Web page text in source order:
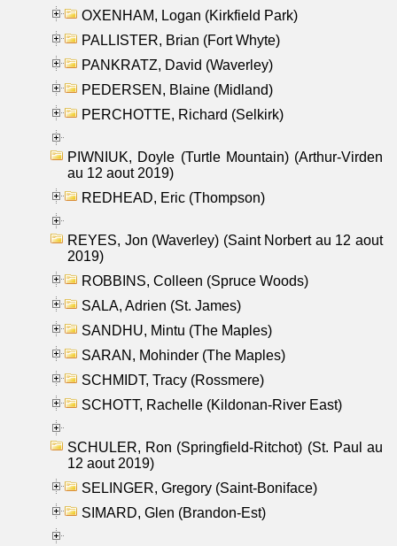
OXENHAM, Logan (Kirkfield Park)
PALLISTER, Brian (Fort Whyte)
PANKRATZ, David (Waverley)
PEDERSEN, Blaine (Midland)
PERCHOTTE, Richard (Selkirk)
PIWNIUK, Doyle (Turtle Mountain) (Arthur-Virden
au 12 aout 2019)
REDHEAD, Eric (Thompson)
REYES, Jon (Waverley) (Saint Norbert au 12 aout
2019)
ROBBINS, Colleen (Spruce Woods)
SALA, Adrien (St. James)
SANDHU, Mintu (The Maples)
SARAN, Mohinder (The Maples)
SCHMIDT, Tracy (Rossmere)
SCHOTT, Rachelle (Kildonan-River East)
SCHULER, Ron (Springfield-Ritchot) (St. Paul au
12 aout 2019)
SELINGER, Gregory (Saint-Boniface)
SIMARD, Glen (Brandon-Est)